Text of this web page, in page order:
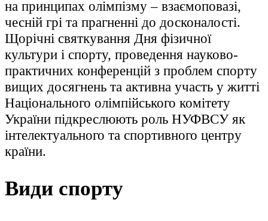
на принципах олімпізму – взаємоповазі,
чесній грі та прагненні до досконалості.
Щорічні святкування Дня фізичної
культури і спорту, проведення науково-
практичних конференцій з проблем спорту
вищих досягнень та активна участь у житті
Національного олімпійського комітету
України підкреслюють роль НУФВСУ як
інтелектуального та спортивного центру
країни.
Види спорту